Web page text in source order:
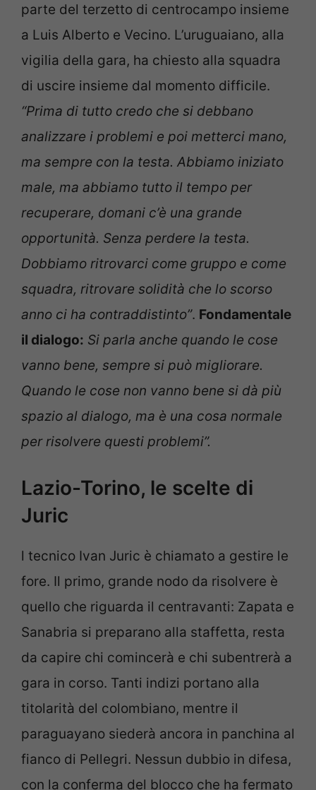
parte del terzetto di centrocampo insieme
a Luis Alberto e Vecino. L’uruguaiano, alla
vigilia della gara, ha chiesto alla squadra
di uscire insieme dal momento difficile.
“Prima di tutto credo che si debbano
analizzare i problemi e poi metterci mano,
ma sempre con la testa. Abbiamo iniziato
male, ma abbiamo tutto il tempo per
recuperare, domani c’è una grande
opportunità. Senza perdere la testa.
Dobbiamo ritrovarci come gruppo e come
squadra, ritrovare solidità che lo scorso
anno ci ha contraddistinto”. Fondamentale
il dialogo: Si parla anche quando le cose
vanno bene, sempre si può migliorare.
Quando le cose non vanno bene si dà più
spazio al dialogo, ma è una cosa normale
per risolvere questi problemi”.
Lazio-Torino, le scelte di
Juric
l tecnico Ivan Juric è chiamato a gestire le
fore. Il primo, grande nodo da risolvere è
quello che riguarda il centravanti: Zapata e
Sanabria si preparano alla staffetta, resta
da capire chi comincerà e chi subentrerà a
gara in corso. Tanti indizi portano alla
titolarità del colombiano, mentre il
paraguayano siederà ancora in panchina al
fianco di Pellegri. Nessun dubbio in difesa,
con la conferma del blocco che ha fermato